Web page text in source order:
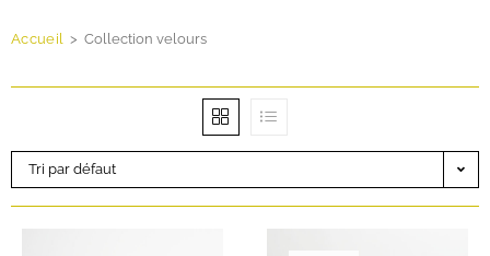
Accueil > Collection velours
Tri par défaut